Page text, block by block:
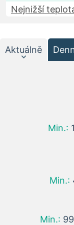
Nejnižší
Aktuálně
Min.:
Min.:
Min.: